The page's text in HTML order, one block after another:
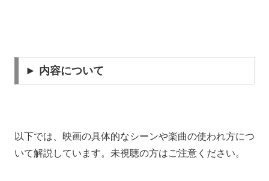
► 内容について
以下では、映画の具体的なシーンや楽曲の使われ方につ
いて解説しています。未視聴の方はご注意ください。